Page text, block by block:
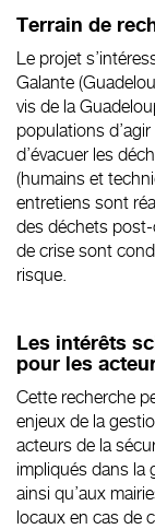
Terrain de
Le projet
Galante
vis de la
populations
d’évacuer les
(humains et
entretiens sont
des déchets
de crise sont
risque.
Les intérêts
pour les
Cette recherche
enjeux de la
acteurs de la
impliqués dans la
ainsi qu’aux
locaux en cas de